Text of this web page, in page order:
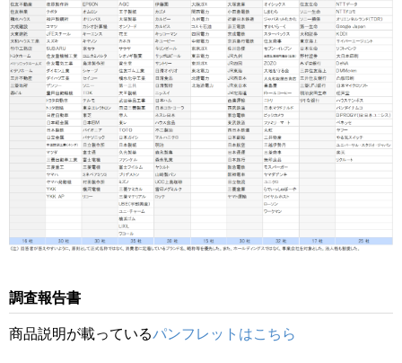
調査報告書
商品説明が載っているパンフレットはこちら